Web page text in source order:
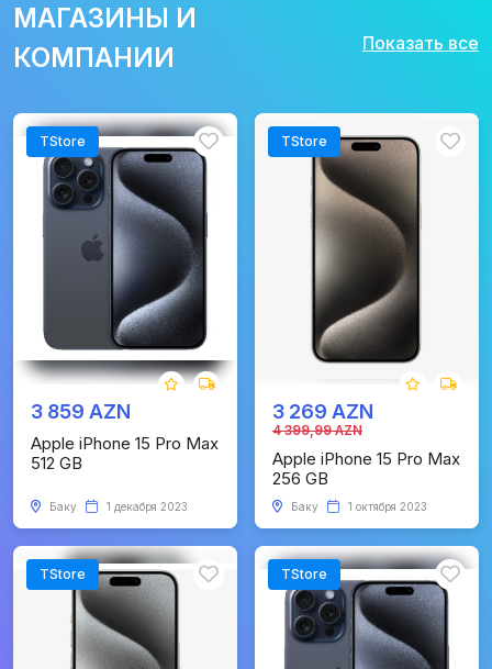
МАГАЗИНЫ И
КОМПАНИИ
Показать все
TStore
3 859 AZN
Apple iPhone 15 Pro Max
512 GB
Баку 1 декабря 2023
TStore
3 269 AZN
4 399,99 AZN
Apple iPhone 15 Pro Max
256 GB
Баку 1 октября 2023
TStore TStore